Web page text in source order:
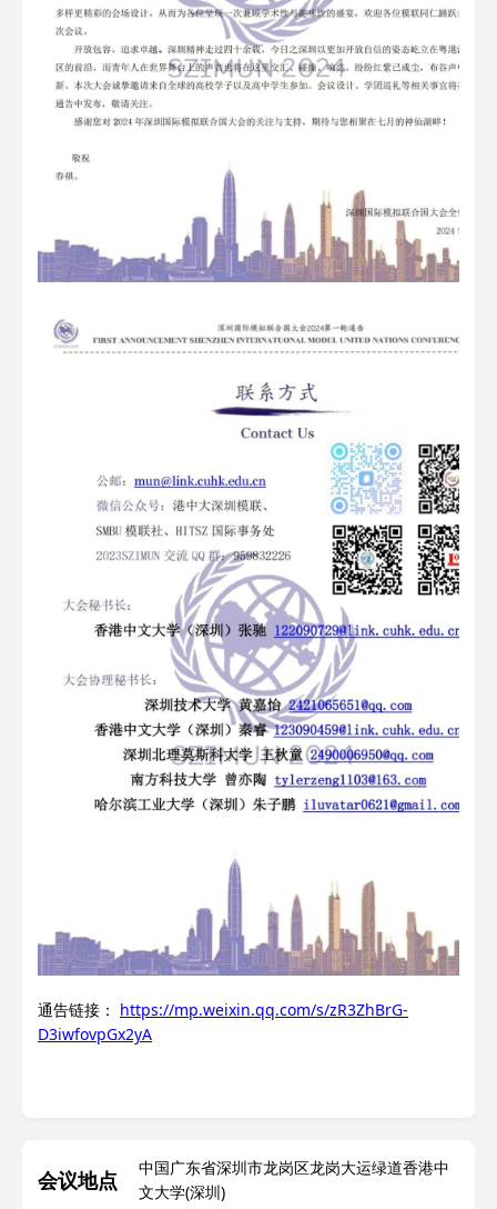
通告链接： https://mp.weixin.qq.com/s/zR3ZhBrG-
D3iwfovpGx2yA
会议地点
中国广东省深圳市龙岗区龙岗大运绿道香港中
文大学(深圳)